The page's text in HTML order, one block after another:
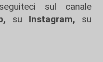
sul canale
su Instagram, su